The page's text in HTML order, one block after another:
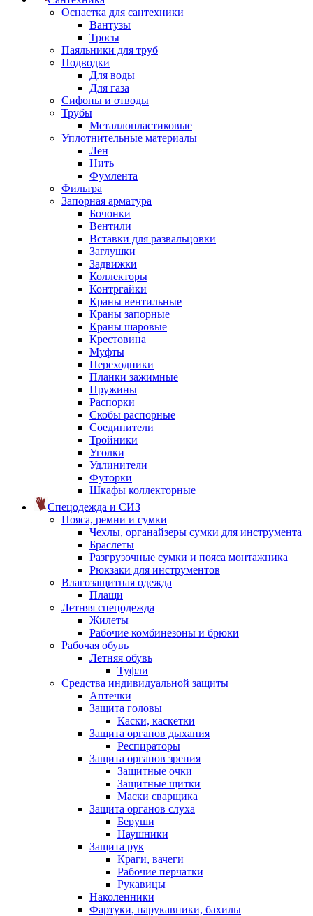
Оснастка для сантехники
Вантузы
Тросы
Паяльники для труб
Подводки
Для воды
Для газа
Сифоны и отводы
Трубы
Металлопластиковые
Уплотнительные материалы
Лен
Нить
Фумлента
Фильтра
Запорная арматура
Бочонки
Вентили
Вставки для развальцовки
Заглушки
Задвижки
Коллекторы
Контргайки
Краны вентильные
Краны запорные
Краны шаровые
Крестовина
Муфты
Переходники
Планки зажимные
Пружины
Распорки
Скобы распорные
Соединители
Тройники
Уголки
Удлинители
Футорки
Шкафы коллекторные
Спецодежда и СИЗ
Пояса, ремни и сумки
Чехлы, органайзеры сумки для инструмента
Браслеты
Разгрузочные сумки и пояса монтажника
Рюкзаки для инструментов
Влагозащитная одежда
Плащи
Летняя спецодежда
Жилеты
Рабочие комбинезоны и брюки
Рабочая обувь
Летняя обувь
Туфли
Средства индивидуальной защиты
Аптечки
Защита головы
Каски, каскетки
Защита органов дыхания
Респираторы
Защита органов зрения
Защитные очки
Защитные щитки
Маски сварщика
Защита органов слуха
Беруши
Наушники
Защита рук
Краги, вачеги
Рабочие перчатки
Рукавицы
Наколенники
Фартуки, нарукавники, бахилы